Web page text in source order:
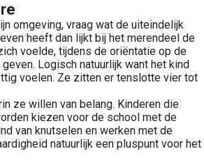
omgeving, vraag wat de uiteindelijk
heeft dan lijkt bij het merendeel de
voelde, tijdens de oriëntatie op de
Logisch natuurlijk want het kind
voelen. Ze zitten er tenslotte vier tot
ze willen van belang. Kinderen die
kiezen voor de school met de
van knutselen en werken met de
natuurlijk een pluspunt voor het